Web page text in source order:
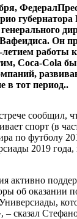
губернатора
Он
работы
Coca-Cola
в тот период..
сообщил,
спорт (в
по футболу
2019 года,
активно
об оказании
– сказал